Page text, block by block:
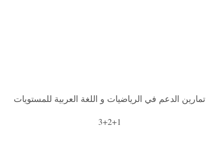
تمارين الدعم في الرياضيات و اللغة العربية للمستويات
1+2+3